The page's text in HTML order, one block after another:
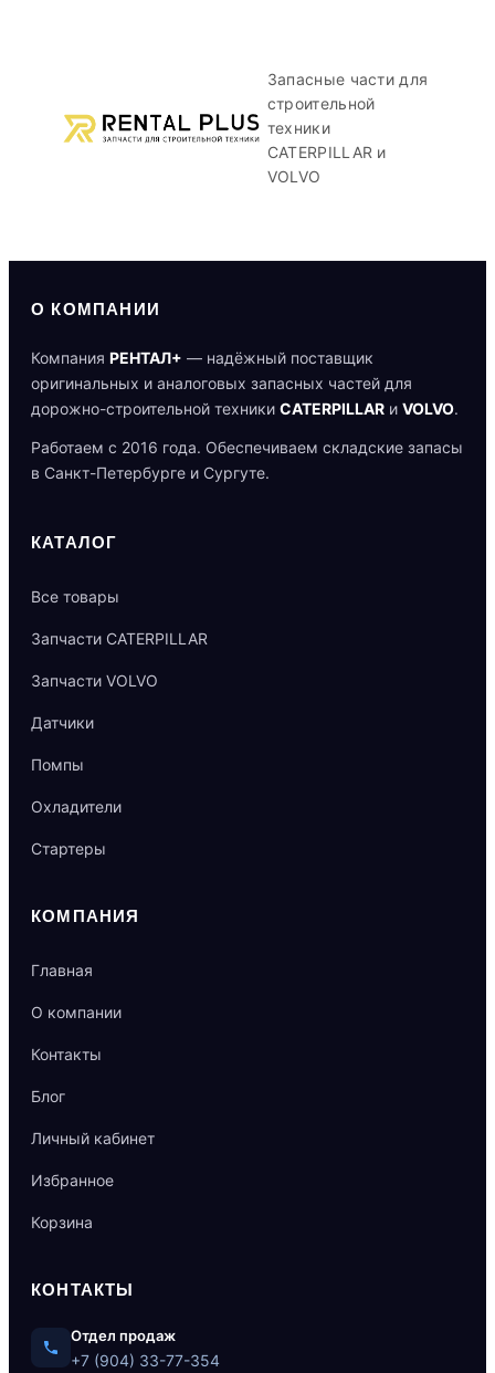
Запасные части для
строительной
техники
CATERPILLAR и
VOLVO
О КОМПАНИИ
Компания РЕНТАЛ+ — надёжный поставщик
оригинальных и аналоговых запасных частей для
дорожно-строительной техники CATERPILLAR и VOLVO.
Работаем с 2016 года. Обеспечиваем складские запасы
в Санкт-Петербурге и Сургуте.
КАТАЛОГ
Все товары
Запчасти CATERPILLAR
Запчасти VOLVO
Датчики
Помпы
Охладители
Стартеры
КОМПАНИЯ
Главная
О компании
Контакты
Блог
Личный кабинет
Избранное
Корзина
КОНТАКТЫ
Отдел продаж
+7 (904) 33-77-354